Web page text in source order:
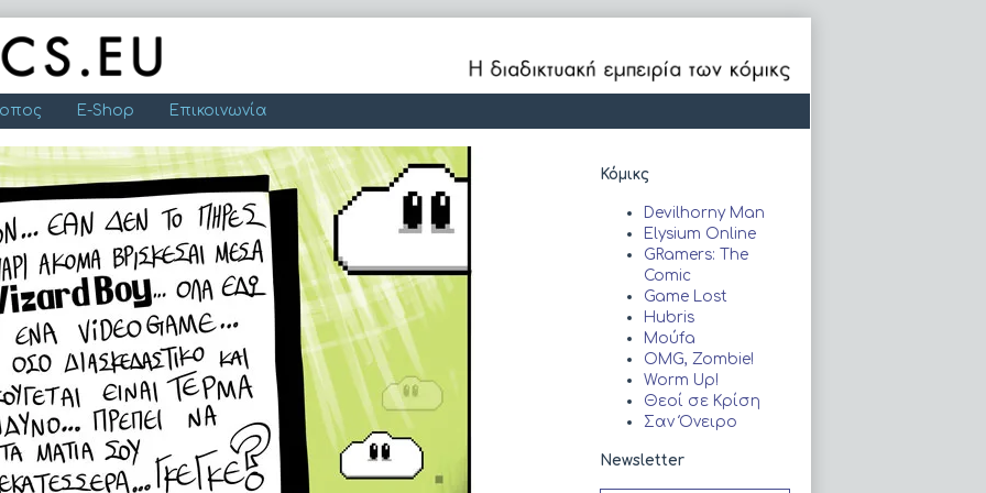
E-Shop Επικοινωνία
Primary
Sidebar
Κόμικς
Devilhorny Man
Elysium Online
GRamers: The
Comic
Game Lost
Hubris
Moύfa
OMG, Zombie!
Worm Up!
Θεοί σε Κρίση
Σαν Όνειρο
Newsletter